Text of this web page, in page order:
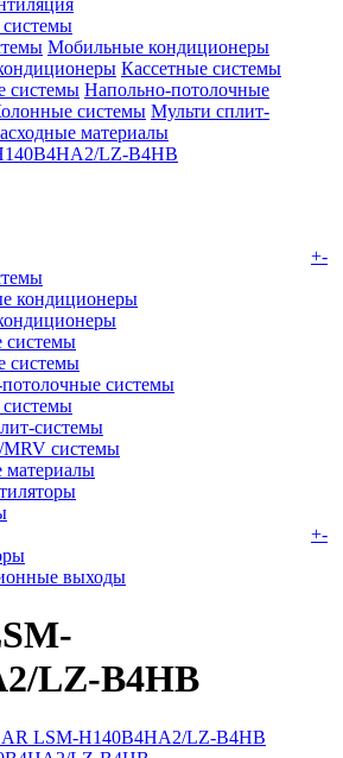
Мобильные кондиционеры
Кассетные системы
системы Напольно-потолочные
системы Мульти сплит-
материалы
LZ-B4HB
+-
кондиционеры
системы
системы
системы
системы
системы
материалы
+-
выходы
LZ-B4HB